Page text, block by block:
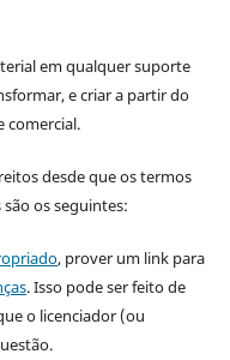
em qualquer suporte
e criar a partir do
comercial.
desde que os termos
os seguintes:
, prover um link para
. Isso pode ser feito de
o licenciador (ou